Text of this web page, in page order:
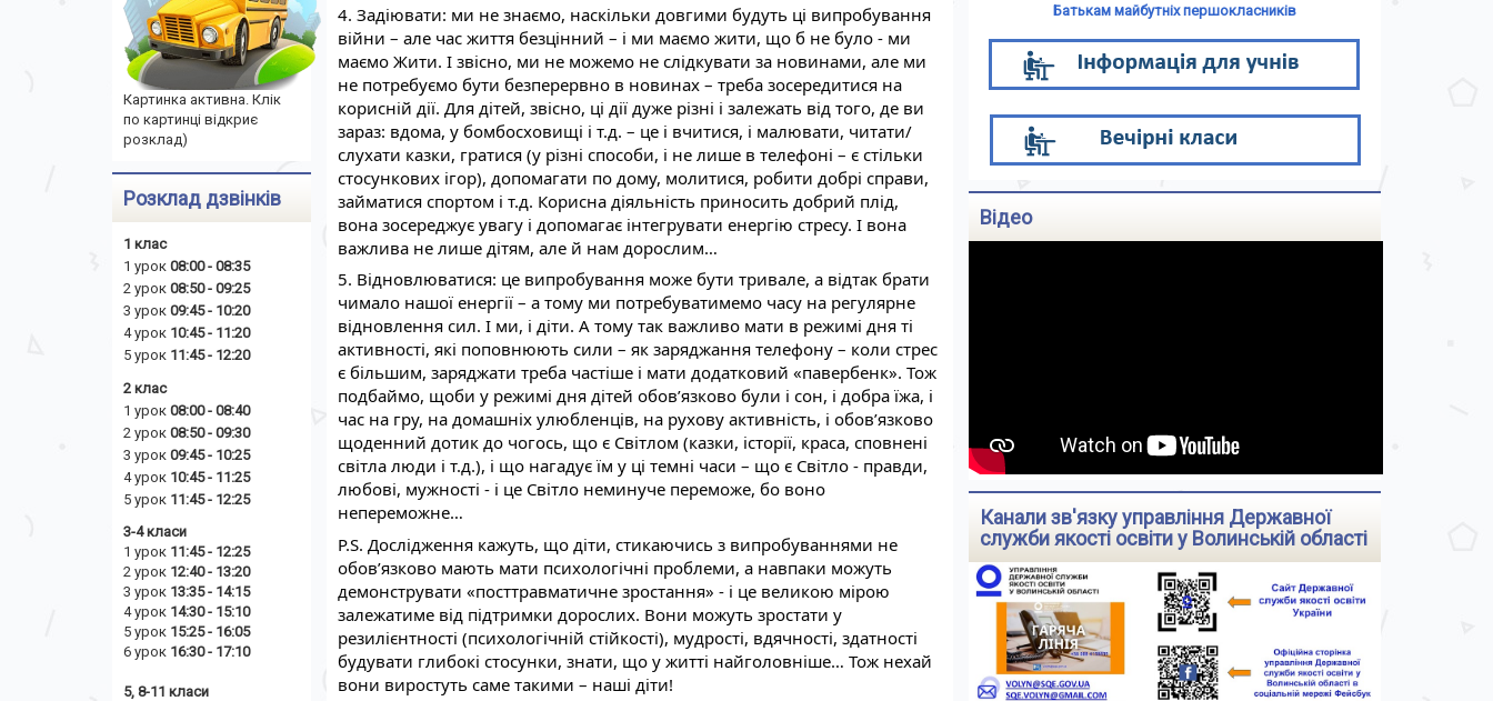
4. Задіювати: ми не знаємо, наскільки довгими будуть ці випробування
війни – але час життя безцінний – і ми маємо жити, що б не було - ми
маємо Жити. І звісно, ми не можемо не слідкувати за новинами, але ми
не потребуємо бути безперервно в новинах – треба зосередитися на
корисній дії. Для дітей, звісно, ці дії дуже різні і залежать від того, де ви
зараз: вдома, у бомбосховищі і т.д. – це і вчитися, і малювати, читати/
слухати казки, гратися (у різні способи, і не лише в телефоні – є стільки
стосункових ігор), допомагати по дому, молитися, робити добрі справи,
займатися спортом і т.д. Корисна діяльність приносить добрий плід,
вона зосереджує увагу і допомагає інтегрувати енергію стресу. І вона
важлива не лише дітям, але й нам дорослим…
5. Відновлюватися: це випробування може бути тривале, а відтак брати
чимало нашої енергії – а тому ми потребуватимемо часу на регулярне
відновлення сил. І ми, і діти. А тому так важливо мати в режимі дня ті
активності, які поповнюють сили – як заряджання телефону – коли стрес
є більшим, заряджати треба частіше і мати додатковий «павербенк». Тож
подбаймо, щоби у режимі дня дітей обов’язково були і сон, і добра їжа, і
час на гру, на домашніх улюбленців, на рухову активність, і обов’язково
щоденний дотик до чогось, що є Світлом (казки, історії, краса, сповнені
світла люди і т.д.), і що нагадує їм у ці темні часи – що є Світло - правди,
любові, мужності - і це Світло неминуче переможе, бо воно
непереможне…
P.S. Дослідження кажуть, що діти, стикаючись з випробуваннями не
обов’язково мають мати психологічні проблеми, а навпаки можуть
демонструвати «посттравматичне зростання» - і це великою мірою
залежатиме від підтримки дорослих. Вони можуть зростати у
резилієнтності (психологічній стійкості), мудрості, вдячності, здатності
будувати глибокі стосунки, знати, що у житті найголовніше… Тож нехай
вони виростуть саме такими – наші діти!
Картинка активна. Клік
по картинці відкриє
розклад)
Розклад дзвінків
1 клас
1 урок 08:00 - 08:35
2 урок 08:50 - 09:25
3 урок 09:45 - 10:20
4 урок 10:45 - 11:20
5 урок 11:45 - 12:20
2 клас
1 урок 08:00 - 08:40
2 урок 08:50 - 09:30
3 урок 09:45 - 10:25
4 урок 10:45 - 11:25
5 урок 11:45 - 12:25
3-4 класи
1 урок 11:45 - 12:25
2 урок 12:40 - 13:20
3 урок 13:35 - 14:15
4 урок 14:30 - 15:10
5 урок 15:25 - 16:05
6 урок 16:30 - 17:10
5, 8-11 класи
Батькам майбутніх першокласників
Відео
Канали зв'язку управління Державної
служби якості освіти у Волинській області